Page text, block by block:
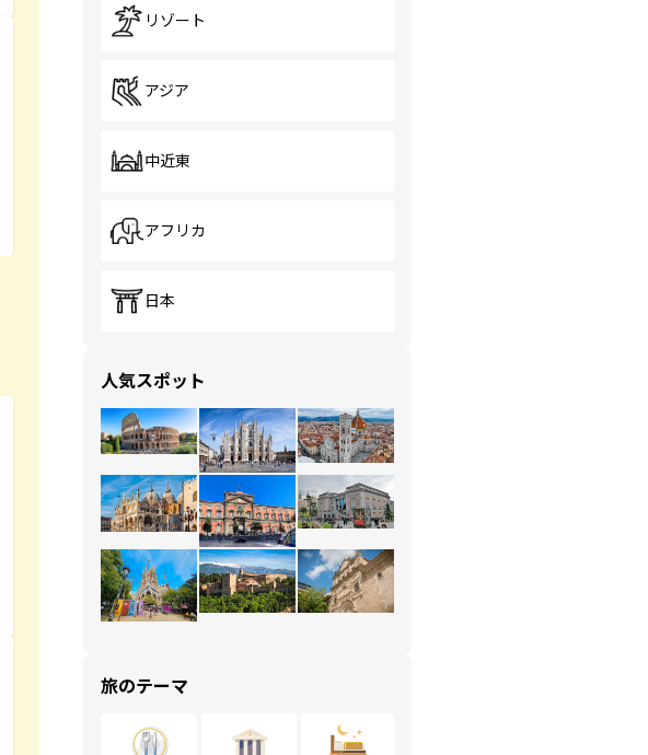
リゾート
アジア
中近東
アフリカ
日本
人気スポット
旅のテーマ